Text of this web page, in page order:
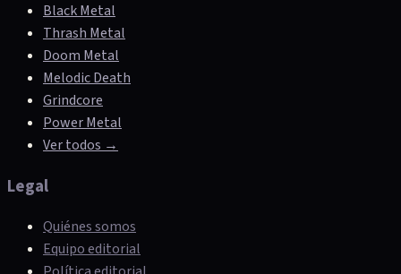
Black Metal
Thrash Metal
Doom Metal
Melodic Death
Grindcore
Power Metal
Ver todos →
Legal
Quiénes somos
Equipo editorial